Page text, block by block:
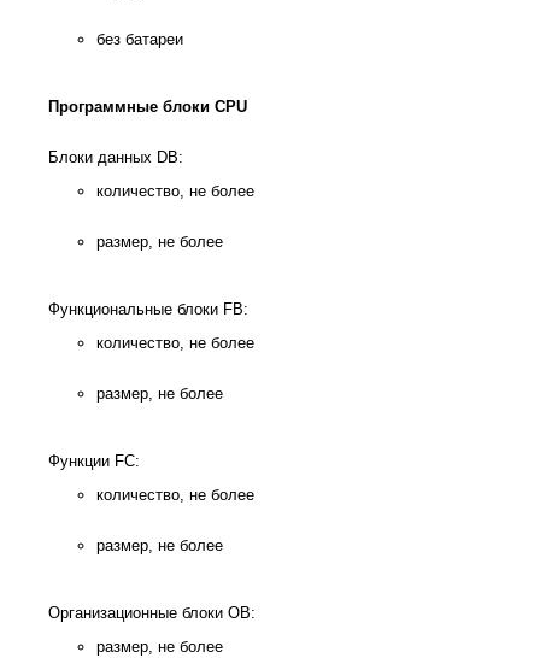
без батареи
Программные блоки CPU
Блоки данных DB:
количество, не более
размер, не более
Функциональные блоки FB:
количество, не более
размер, не более
Функции FC:
количество, не более
размер, не более
Организационные блоки OB:
размер, не более